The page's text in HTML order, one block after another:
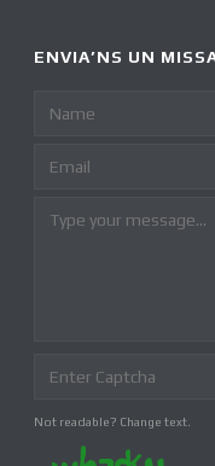
ENVIA’NS UN
Not readable? Change text.